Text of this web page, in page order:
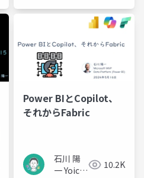
Power BIとCopilot、
それからFabric
石川 陽
一 Yoichi
10.2K